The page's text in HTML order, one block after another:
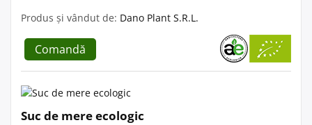
Produs și vândut de: Dano Plant S.R.L.
Comandă
Suc de mere ecologic